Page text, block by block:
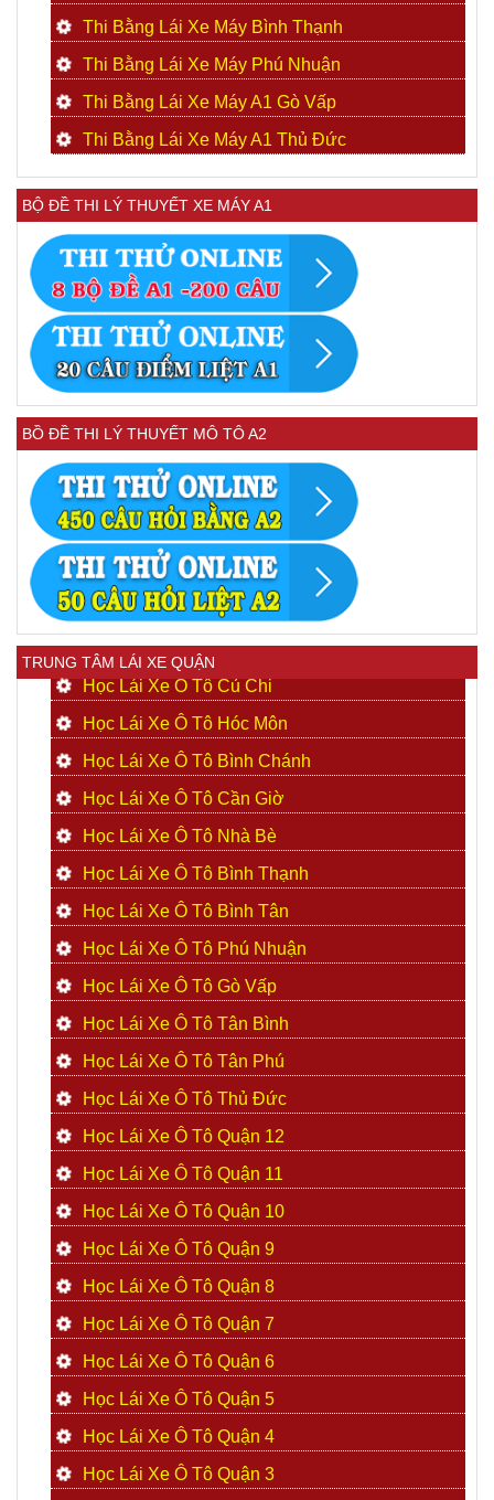
Thi Bằng Lái Xe Máy Bình Thạnh
Thi Bằng Lái Xe Máy Phú Nhuận
Thi Bằng Lái Xe Máy A1 Gò Vấp
Thi Bằng Lái Xe Máy A1 Thủ Đức
BỘ ĐỀ THI LÝ THUYẾT XE MÁY A1
BỒ ĐỀ THI LÝ THUYẾT MÔ TÔ A2
TRUNG TÂM LÁI XE QUẬN
Học Lái Xe Ô Tô Củ Chi
Học Lái Xe Ô Tô Hóc Môn
Học Lái Xe Ô Tô Bình Chánh
Học Lái Xe Ô Tô Cần Giờ
Học Lái Xe Ô Tô Nhà Bè
Học Lái Xe Ô Tô Bình Thạnh
Học Lái Xe Ô Tô Bình Tân
Học Lái Xe Ô Tô Phú Nhuận
Học Lái Xe Ô Tô Gò Vấp
Học Lái Xe Ô Tô Tân Bình
Học Lái Xe Ô Tô Tân Phú
Học Lái Xe Ô Tô Thủ Đức
Học Lái Xe Ô Tô Quận 12
Học Lái Xe Ô Tô Quận 11
Học Lái Xe Ô Tô Quận 10
Học Lái Xe Ô Tô Quận 9
Học Lái Xe Ô Tô Quận 8
Học Lái Xe Ô Tô Quận 7
Học Lái Xe Ô Tô Quận 6
Học Lái Xe Ô Tô Quận 5
Học Lái Xe Ô Tô Quận 4
Học Lái Xe Ô Tô Quận 3